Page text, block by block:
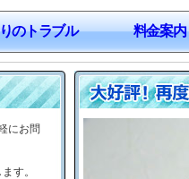
のトラブル 料金案内
にお問
す。